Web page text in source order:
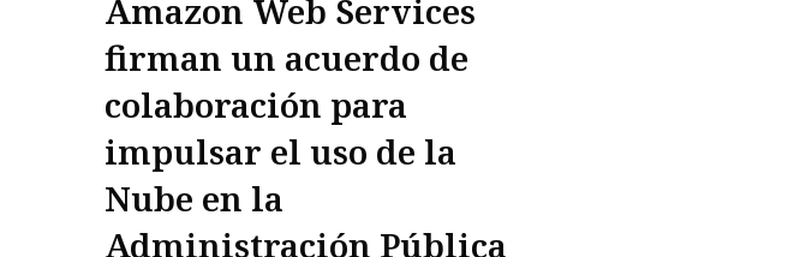
Amazon Web Services
firman un acuerdo de
colaboración para
impulsar el uso de la
Nube en la
Administración Pública